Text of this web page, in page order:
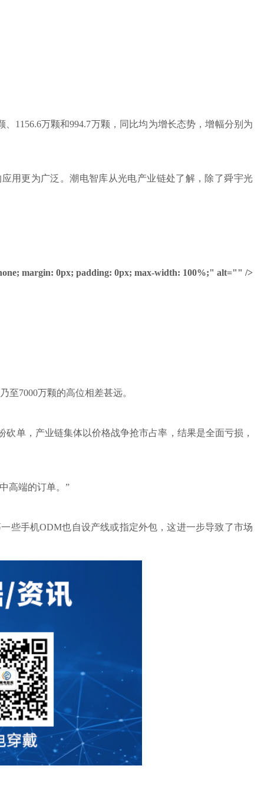
1156.6万颗和994.7万颗，同比均为增长态势，增幅分别为
用更为广泛。潮电智库从光电产业链处了解，除了舜宇光
margin: 0px; padding: 0px; max-width: 100%;" alt="" />
至7000万颗的高位相差甚远。
砍单，产业链集体以价格战争抢市占率，结果是全面亏损，
高端的订单。”
些手机ODM也自设产线或指定外包，这进一步导致了市场